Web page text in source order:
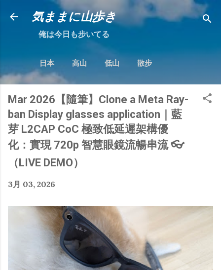
跳到主要內容
気ままに山歩き
俺は今日も步いてる
日本 高山 低山 散步
Mar 2026【隨筆】Clone a Meta Ray-
ban Display glasses application｜藍
芽 L2CAP CoC 極致低延遲架構優
化：實現 720p 智慧眼鏡流暢串流 👓
（LIVE DEMO）
3月 03, 2026